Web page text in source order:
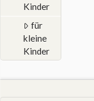
Kinder
für
kleine
Kinder